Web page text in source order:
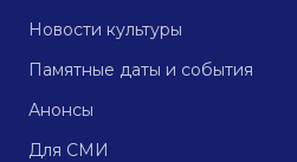
Новости культуры
Памятные даты и события
Анонсы
Для СМИ